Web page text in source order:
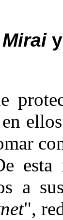
y
ellos
esta
a
",